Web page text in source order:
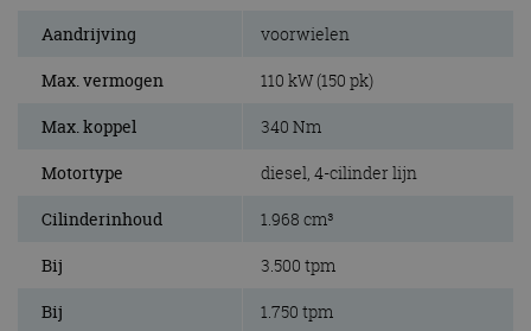
Aandrijving voorwielen
Max. vermogen 110 kW (150 pk)
Max. koppel 340 Nm
Motortype diesel, 4-cilinder lijn
Cilinderinhoud 1.968 cm³
Bij 3.500 tpm
Bij 1.750 tpm